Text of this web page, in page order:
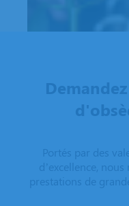
Portés par des
d’excellence,
prestations de